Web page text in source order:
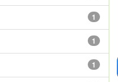
1
1
1